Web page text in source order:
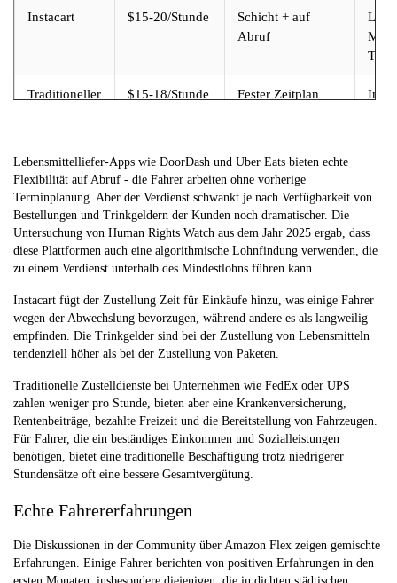
Instacart $15-20/Stunde
Schicht + auf
Abruf
Traditioneller
$15-18/Stunde Fester Zeitplan
Lebensmittelliefer-Apps wie DoorDash und Uber Eats bieten echte
Flexibilität auf Abruf - die Fahrer arbeiten ohne vorherige
Terminplanung. Aber der Verdienst schwankt je nach Verfügbarkeit von
Bestellungen und Trinkgeldern der Kunden noch dramatischer. Die
Untersuchung von Human Rights Watch aus dem Jahr 2025 ergab, dass
diese Plattformen auch eine algorithmische Lohnfindung verwenden, die
zu einem Verdienst unterhalb des Mindestlohns führen kann.
Instacart fügt der Zustellung Zeit für Einkäufe hinzu, was einige Fahrer
wegen der Abwechslung bevorzugen, während andere es als langweilig
empfinden. Die Trinkgelder sind bei der Zustellung von Lebensmitteln
tendenziell höher als bei der Zustellung von Paketen.
Traditionelle Zustelldienste bei Unternehmen wie FedEx oder UPS
zahlen weniger pro Stunde, bieten aber eine Krankenversicherung,
Rentenbeiträge, bezahlte Freizeit und die Bereitstellung von Fahrzeugen.
Für Fahrer, die ein beständiges Einkommen und Sozialleistungen
benötigen, bietet eine traditionelle Beschäftigung trotz niedrigerer
Stundensätze oft eine bessere Gesamtvergütung.
Echte Fahrererfahrungen
Die Diskussionen in der Community über Amazon Flex zeigen gemischte
Erfahrungen. Einige Fahrer berichten von positiven Erfahrungen in den